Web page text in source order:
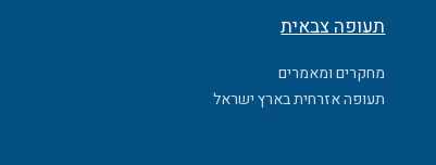
תעופה צבאית
מחקרים ומאמרים
תעופה אזרחית בארץ ישראל